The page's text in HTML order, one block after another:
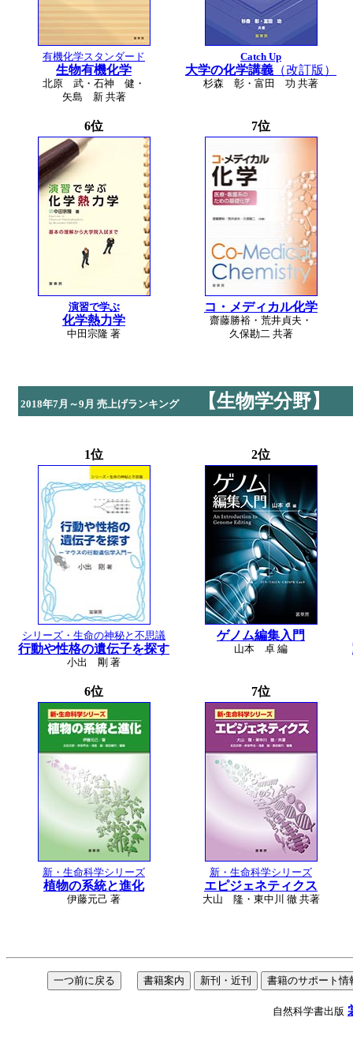
有機化学スタンダード
生物有機化学
北原 武・石神 健・
矢島 新 共著
Catch Up
大学の化学講義 （改訂版）
杉森 彰・富田 功 共著
6位
演習で学ぶ
化学熱力学
中田宗隆 著
7位
コ・メディカル化学
齋藤勝裕・荒井貞夫・
久保勘二 共著
2018年7月～9月 売上げランキング 【生物学分野】
1位
シリーズ・生命の神秘と不思議
行動や性格の遺伝子を探す
小出 剛 著
2位
ゲノム編集入門
山本 卓 編
6位
新・生命科学シリーズ
植物の系統と進化
伊藤元己 著
7位
新・生命科学シリーズ
エピジェネティクス
大山 隆・東中川 徹 共著
自然科学書出版